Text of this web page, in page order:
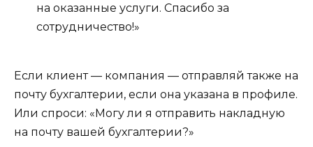
на оказанные услуги. Спасибо за
сотрудничество!»
Если клиент — компания — отправляй также на
почту бухгалтерии, если она указана в профиле.
Или спроси: «Могу ли я отправить накладную
на почту вашей бухгалтерии?»